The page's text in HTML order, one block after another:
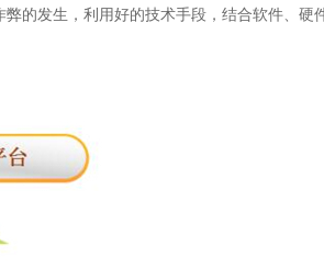
的发生，利用好的技术手段，结合软件、硬